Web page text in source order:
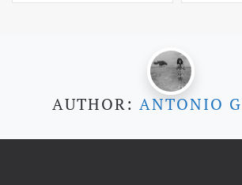
AUTHOR: ANTONIO